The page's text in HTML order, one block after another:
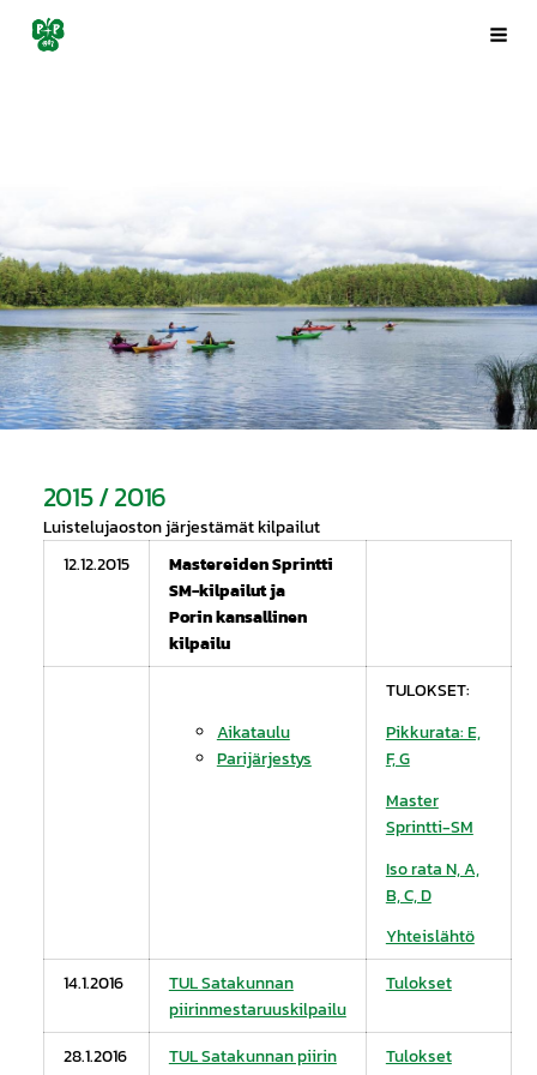
Siirry
sivun
Porin Pyrintö ry
2015 / 2016
Luistelujaoston järjestämät kilpailut
12.12.2015
Mastereiden Sprintti
SM-kilpailut ja
Porin kansallinen
kilpailu
Aikataulu
Parijärjestys
TULOKSET:
Pikkurata: E,
F, G
Master
Sprintti-SM
Iso rata N, A,
B, C, D
Yhteislähtö
14.1.2016
TUL Satakunnan
piirinmestaruuskilpailu
Tulokset
28.1.2016
TUL Satakunnan piirin
Tulokset